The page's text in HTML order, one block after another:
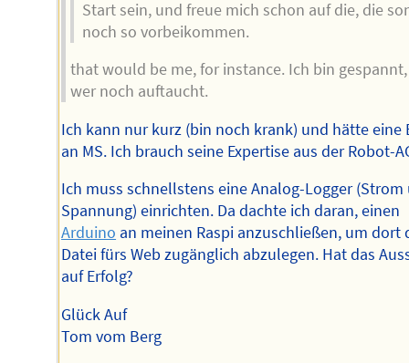
Start sein, und freue mich schon auf die, die
noch so vorbeikommen.
that would be me, for instance. Ich bin gespannt,
wer noch auftaucht.
Ich kann nur kurz (bin noch krank) und hätte eine
an MS. Ich brauch seine Expertise aus der Robot-
Ich muss schnellstens eine Analog-Logger (Strom
Spannung) einrichten. Da dachte ich daran, einen
Arduino an meinen Raspi anzuschließen, um dort
Datei fürs Web zugänglich abzulegen. Hat das
auf Erfolg?
Glück Auf
Tom vom Berg